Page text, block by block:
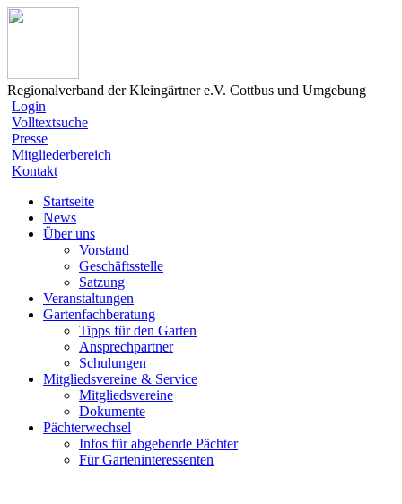
Regionalverband der Kleingärtner e.V. Cottbus und Umgebung
Login
Volltextsuche
Presse
Mitgliederbereich
Kontakt
Startseite
News
Über uns
Vorstand
Geschäftsstelle
Satzung
Veranstaltungen
Gartenfachberatung
Tipps für den Garten
Ansprechpartner
Schulungen
Mitgliedsvereine & Service
Mitgliedsvereine
Dokumente
Pächterwechsel
Infos für abgebende Pächter
Für Garteninteressenten